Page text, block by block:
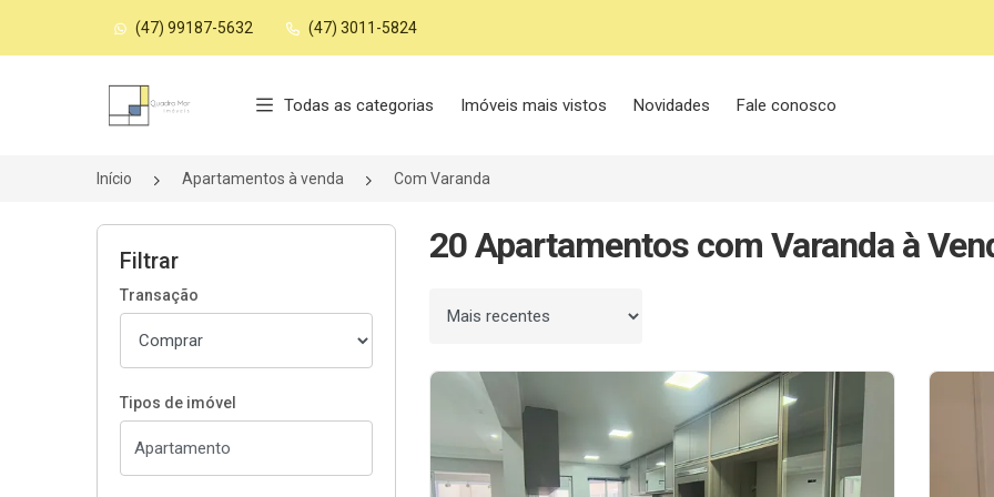
(47) 99187-5632 (47) 3011-5824
Página inicial
Todas as categorias Imóveis mais vistos Novidades Fale conosco
Início Apartamentos à venda Com Varanda
Filtrar
Transação
Tipos de imóvel
20 Apartamentos com Varanda à
Ordenar por